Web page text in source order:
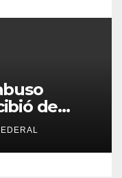
de
del
de La